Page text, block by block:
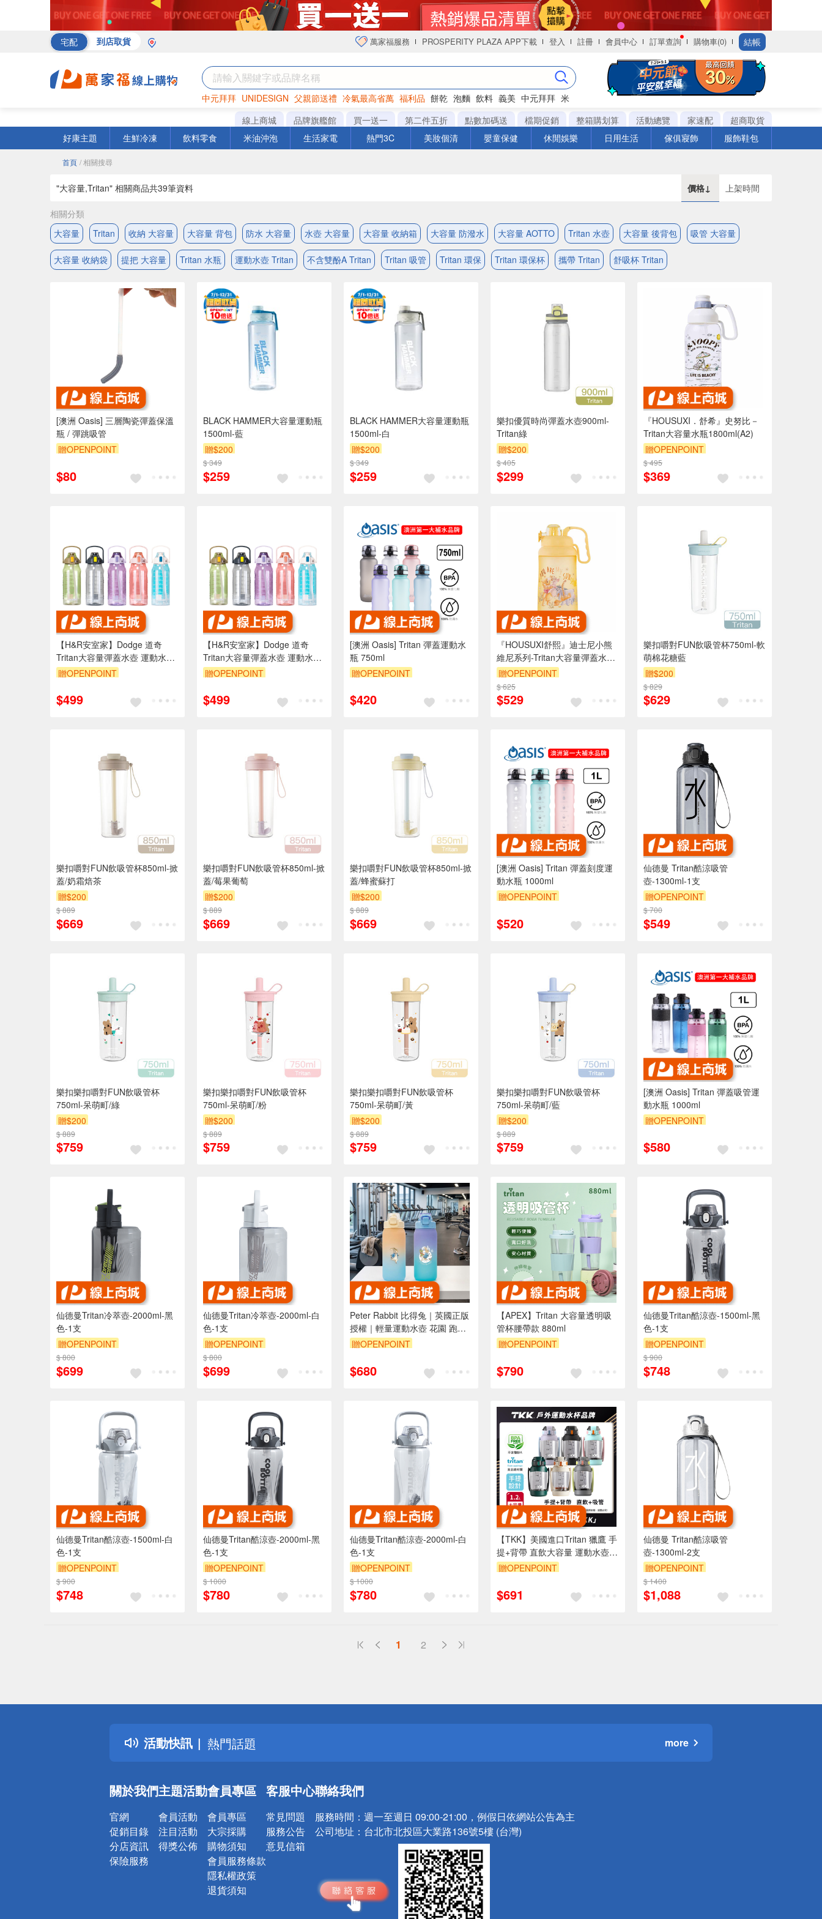
宅配 到店取貨 萬家福服務 PROSPERITY PLAZA APP下載 登入 註冊 會員中心 訂單查詢 購物車(0) 結帳
中元拜拜 UNIDESIGN 父親節送禮 冷氣最高省萬 福利品 餅乾 泡麵 飲料 義美 中元拜拜 米
海苔 巧克力 衛生紙
線上商城 品牌旗艦館 買一送一 第二件五折 點數加碼送 檔期促銷 整箱購划算 活動總覽 家速配
超商取貨
好康主題
生鮮冷凍 飲料零食 米油沖泡 生活家電 熱門3C 美妝個清 嬰童保健 休閒娛樂 日用生活 傢俱寢飾 服飾鞋包
首頁 / 相關搜尋
"大容量,Tritan" 相關商品共39筆資料 價格↓ 上架時間
相關分類
大容量
Tritan 收納 大容量 大容量 背包 防水 大容量 水壺 大容量 大容量 收納箱 大容量 防潑水 大容量 AOTTO Tritan 水壺 大容量 後背包 吸管 大容量
大容量 收納袋 提把 大容量 Tritan 水瓶 運動水壺 Tritan 不含雙酚A Tritan Tritan 吸管 Tritan 環保 Tritan 環保杯 攜帶 Tritan 舒吸杯 Tritan
[澳洲 Oasis] 三層陶瓷彈蓋保溫
瓶 / 彈跳吸管
贈OPENPOINT
$80
BLACK HAMMER大容量運動瓶
1500ml-藍
贈$200
$ 349
$259
BLACK HAMMER大容量運動瓶
1500ml-白
贈$200
$ 349
$259
樂扣優質時尚彈蓋水壺900ml-
Tritan綠
贈$200
$ 405
$299
『HOUSUXI．舒希』史努比－
Tritan大容量水瓶1800ml(A2)
贈OPENPOINT
$ 495
$369
【H&R安室家】Dodge 道奇
Tritan大容量彈蓋水壺 運動水壺
1500ml(H30)
贈OPENPOINT
$499
【H&R安室家】Dodge 道奇
Tritan大容量彈蓋水壺 運動水壺
2000ml(H31)
贈OPENPOINT
$499
[澳洲 Oasis] Tritan 彈蓋運動水
瓶 750ml
贈OPENPOINT
$420
『HOUSUXI舒熙』迪士尼小熊
維尼系列-Tritan大容量彈蓋水瓶
2000ml(A1)
贈OPENPOINT
$ 625
$529
樂扣嚼對FUN飲吸管杯750ml-軟
萌棉花糖藍
贈$200
$ 829
$629
樂扣嚼對FUN飲吸管杯850ml-掀
蓋/奶霜焙茶
贈$200
$ 889
$669
樂扣嚼對FUN飲吸管杯850ml-掀
蓋/莓果葡萄
贈$200
$ 889
$669
樂扣嚼對FUN飲吸管杯850ml-掀
蓋/蜂蜜蘇打
贈$200
$ 889
$669
[澳洲 Oasis] Tritan 彈蓋刻度運
動水瓶 1000ml
贈OPENPOINT
$520
仙德曼 Tritan酷涼吸管
壺-1300ml-1支
贈OPENPOINT
$ 700
$549
樂扣樂扣嚼對FUN飲吸管杯
750ml-呆萌町/綠
贈$200
$ 889
$759
樂扣樂扣嚼對FUN飲吸管杯
750ml-呆萌町/粉
贈$200
$ 889
$759
樂扣樂扣嚼對FUN飲吸管杯
750ml-呆萌町/黃
贈$200
$ 889
$759
樂扣樂扣嚼對FUN飲吸管杯
750ml-呆萌町/藍
贈$200
$ 889
$759
[澳洲 Oasis] Tritan 彈蓋吸管運
動水瓶 1000ml
贈OPENPOINT
$580
仙德曼Tritan冷萃壺-2000ml-黑
色-1支
贈OPENPOINT
$ 800
$699
仙德曼Tritan冷萃壺-2000ml-白
色-1支
贈OPENPOINT
$ 800
$699
Peter Rabbit 比得兔｜英國正版
授權｜輕量運動水壺 花園 跑兔
（850ml｜通勤・旅行）
贈OPENPOINT
$680
【APEX】Tritan 大容量透明吸
管杯腰帶款 880ml
贈OPENPOINT
$790
仙德曼Tritan酷涼壺-1500ml-黑
色-1支
贈OPENPOINT
$ 900
$748
仙德曼Tritan酷涼壺-1500ml-白
色-1支
贈OPENPOINT
$ 900
$748
仙德曼Tritan酷涼壺-2000ml-黑
色-1支
贈OPENPOINT
$ 1000
$780
仙德曼Tritan酷涼壺-2000ml-白
色-1支
贈OPENPOINT
$ 1000
$780
【TKK】美國進口Tritan 獵鷹 手
提+背帶 直飲大容量 運動水壺
1200ML(附背帶)-任選色
贈OPENPOINT
$691
仙德曼 Tritan酷涼吸管
壺-1300ml-2支
贈OPENPOINT
$ 1400
$1,088
1 2
活動快訊
詐騙網頁！請小心！
得獎公告
熱門話題
銀行優惠
詐騙網頁！請小心！
more
關於我們
官網
促銷目錄
分店資訊
保險服務
主題活動
會員活動
注目活動
得獎公佈
會員專區
會員專區
大宗採購
購物須知
會員服務條款
隱私權政策
退貨須知
客服中心
常見問題
服務公告
意見信箱
聯絡我們
服務時間： 週一至週日 09:00-21:00，例假日依網站公告為主
公司地址： 台北市北投區大業路136號5樓 (台灣)